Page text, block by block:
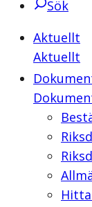
Sök
Aktuellt
Aktuellt